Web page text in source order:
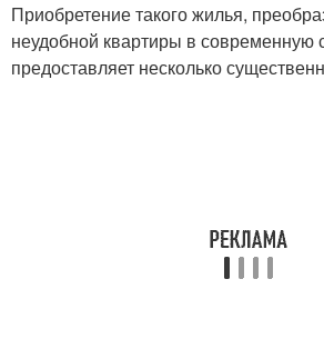
Приобретение такого жилья,
неудобной квартиры в современную
предоставляет несколько